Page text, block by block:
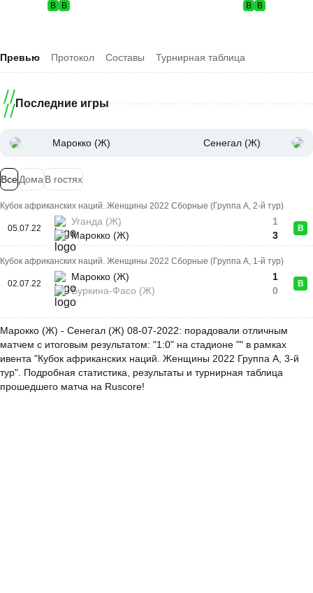
В
В
В
В
Превью Протокол Составы Турнирная таблица
Последние игры
Марокко (Ж) Сенегал (Ж)
ВсеДома В гостях
Кубок африканских наций. Женщины 2022 Сборные (Группа A, 2-й тур)
05.07.22
Уганда (Ж)
Марокко (Ж)
1
3
В
Кубок африканских наций. Женщины 2022 Сборные (Группа A, 1-й тур)
02.07.22
Марокко (Ж)
Буркина-Фасо (Ж)
1
0
В
Марокко (Ж) - Сенегал (Ж) 08-07-2022: порадовали отличным
матчем с итоговым результатом: "1:0" на стадионе "" в рамках
ивента "Кубок африканских наций. Женщины 2022 Группа A, 3-й
тур". Подробная статистика, результаты и турнирная таблица
прошедшего матча на Ruscore!